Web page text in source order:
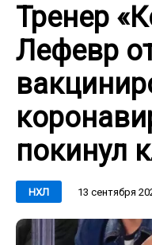
Тренер
Лефевр
покинул
НХЛ 13 сентября